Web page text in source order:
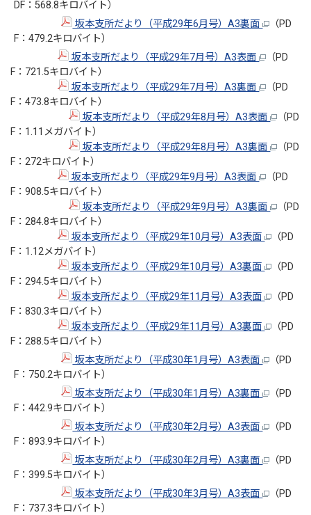
DF：568.8キロバイト）
坂本支所だより（平成29年6月号）A3裏面
（PD
F：479.2キロバイト）
坂本支所だより（平成29年7月号）A3表面
（PD
F：721.5キロバイト）
坂本支所だより（平成29年7月号）A3裏面
（PD
F：473.8キロバイト）
坂本支所だより（平成29年8月号）A3表面
（PD
F：1.11メガバイト）
坂本支所だより（平成29年8月号）A3裏面
（PD
F：272キロバイト）
坂本支所だより（平成29年9月号）A3表面
（PD
F：908.5キロバイト）
坂本支所だより（平成29年9月号）A3裏面
（PD
F：284.8キロバイト）
坂本支所だより（平成29年10月号）A3表面
（PD
F：1.12メガバイト）
坂本支所だより（平成29年10月号）A3裏面
（PD
F：294.5キロバイト）
坂本支所だより（平成29年11月号）A3表面
（PD
F：830.3キロバイト）
坂本支所だより（平成29年11月号）A3裏面
（PD
F：288.5キロバイト）
坂本支所だより（平成30年1月号）A3表面
（PD
F：750.2キロバイト）
坂本支所だより（平成30年1月号）A3裏面
（PD
F：442.9キロバイト）
坂本支所だより（平成30年2月号）A3表面
（PD
F：893.9キロバイト）
坂本支所だより（平成30年2月号）A3裏面
（PD
F：399.5キロバイト）
坂本支所だより（平成30年3月号）A3表面
（PD
F：737.3キロバイト）